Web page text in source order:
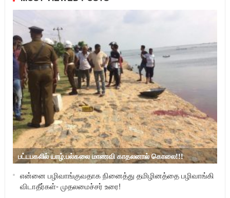
பட்டபகலில் யாழ்.பல்கலை மாணவி காதலனால் கொலை!!!
என்னை பழிவாங்குவதாக நினைத்து தமிழினத்தை பழிவாங்கி
விடாதீர்கள்- முதலமைச்சர் உரை!